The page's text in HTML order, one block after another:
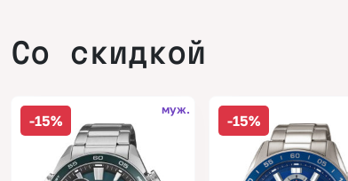
Со скидкой
-15%
муж.
-15%